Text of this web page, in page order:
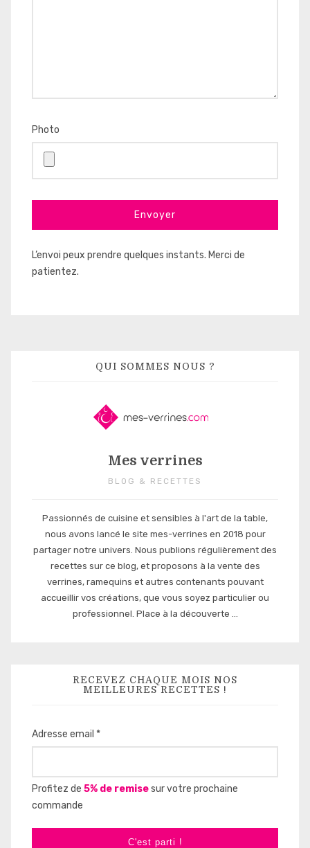
Photo
L’envoi peux prendre quelques instants. Merci de
patientez.
QUI SOMMES NOUS ?
Mes verrines
BLOG & RECETTES
Passionnés de cuisine et sensibles à l'art de la table,
nous avons lancé le site mes-verrines en 2018 pour
partager notre univers. Nous publions régulièrement des
recettes sur ce blog, et proposons à la vente des
verrines, ramequins et autres contenants pouvant
accueillir vos créations, que vous soyez particulier ou
professionnel. Place à la découverte ...
RECEVEZ CHAQUE MOIS NOS
MEILLEURES RECETTES !
Adresse email *
Profitez de 5% de remisesur votre prochaine
commande
C'est parti !